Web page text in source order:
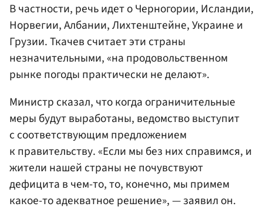
В частности, речь идет о Черногории, Исландии,
Норвегии, Албании, Лихтенштейне, Украине и
Грузии. Ткачев считает эти страны
незначительными, «на продовольственном
рынке погоды практически не делают».
Министр сказал, что когда ограничительные
меры будут выработаны, ведомство выступит
с соответствующим предложением
к правительству. «Если мы без них справимся, и
жители нашей страны не почувствуют
дефицита в чем-то, то, конечно, мы примем
какое-то адекватное решение», — заявил он.